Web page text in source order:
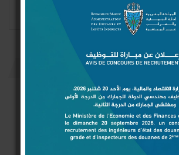
Connect with:
Login With
Login With Google